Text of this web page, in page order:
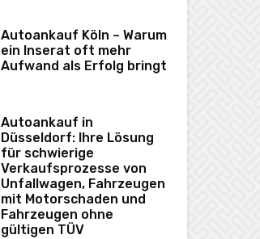
Autoankauf Köln – Warum
ein Inserat oft mehr
Aufwand als Erfolg bringt
Autoankauf in
Düsseldorf: Ihre Lösung
für schwierige
Verkaufsprozesse von
Unfallwagen, Fahrzeugen
mit Motorschaden und
Fahrzeugen ohne
gültigen TÜV